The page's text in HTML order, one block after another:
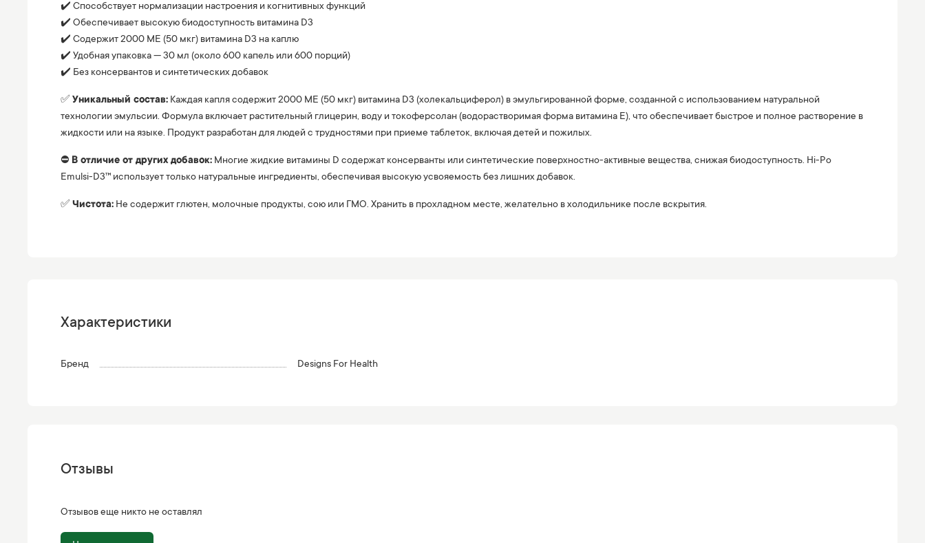
✔️ Способствует нормализации настроения и когнитивных функций
✔️ Обеспечивает высокую биодоступность витамина D3
✔️ Содержит 2000 МЕ (50 мкг) витамина D3 на каплю
✔️ Удобная упаковка — 30 мл (около 600 капель или 600 порций)
✔️ Без консервантов и синтетических добавок
✅ Уникальный состав: Каждая капля содержит 2000 МЕ (50 мкг) витамина D3 (холекальциферол) в эмульгированной форме, созданной с использованием натуральной
технологии эмульсии. Формула включает растительный глицерин, воду и токоферсолан (водорастворимая форма витамина Е), что обеспечивает быстрое и полное растворение в
жидкости или на языке. Продукт разработан для людей с трудностями при приеме таблеток, включая детей и пожилых.
⛔️ В отличие от других добавок: Многие жидкие витамины D содержат консерванты или синтетические поверхностно-активные вещества, снижая биодоступность. Hi-Po
Emulsi-D3™ использует только натуральные ингредиенты, обеспечивая высокую усвояемость без лишних добавок.
✅ Чистота: Не содержит глютен, молочные продукты, сою или ГМО. Хранить в прохладном месте, желательно в холодильнике после вскрытия.
Характеристики
Бренд Designs For Health
Отзывы
Отзывов еще никто не оставлял